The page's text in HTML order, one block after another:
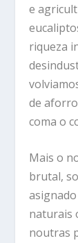
e
riqueza
de
coma o
Mais o
brutal,
naturais
noutras